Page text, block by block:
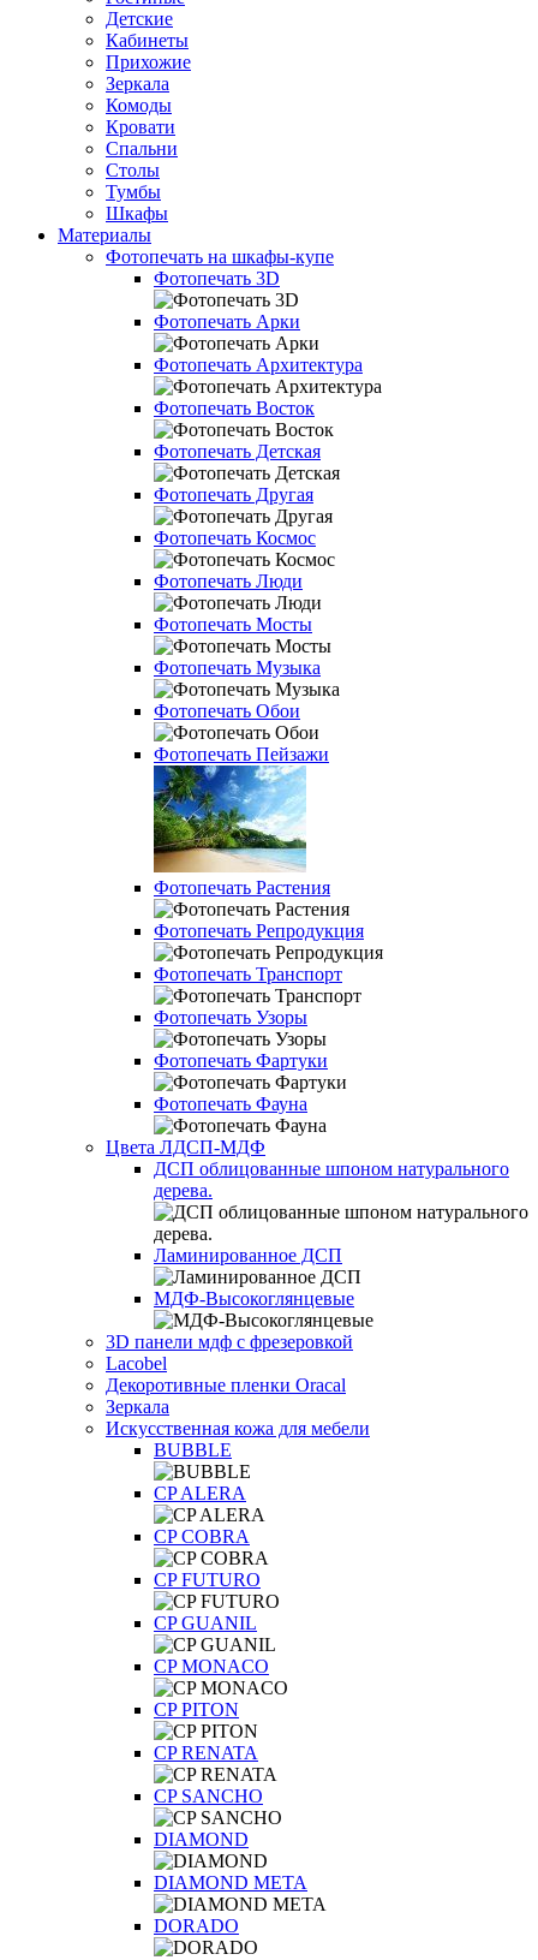
Детские
Кабинеты
Прихожие
Зеркала
Комоды
Кровати
Спальни
Столы
Тумбы
Шкафы
Материалы
Фотопечать на шкафы-купе
Фотопечать 3D
Фотопечать Арки
Фотопечать Архитектура
Фотопечать Восток
Фотопечать Детская
Фотопечать Другая
Фотопечать Космос
Фотопечать Люди
Фотопечать Мосты
Фотопечать Музыка
Фотопечать Обои
Фотопечать Пейзажи
Фотопечать Растения
Фотопечать Репродукция
Фотопечать Транспорт
Фотопечать Узоры
Фотопечать Фартуки
Фотопечать Фауна
Цвета ЛДСП-МДФ
ДСП облицованные шпоном натурального
дерева.
Ламинированное ДСП
МДФ-Высокоглянцевые
3D панели мдф с фрезеровкой
Lacobel
Декоротивные пленки Oracal
Зеркала
Искусственная кожа для мебели
BUBBLE
CP ALERA
CP COBRA
CP FUTURO
CP GUANIL
CP MONACO
CP PITON
CP RENATA
CP SANCHO
DIAMOND
DIAMOND META
DORADO